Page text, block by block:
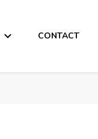
CONTACT